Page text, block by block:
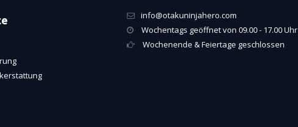
info@otakuninjahero.com
Wochentags geöffnet von 09.00 - 17.00 Uhr
Wochenende & Feiertage geschlossen